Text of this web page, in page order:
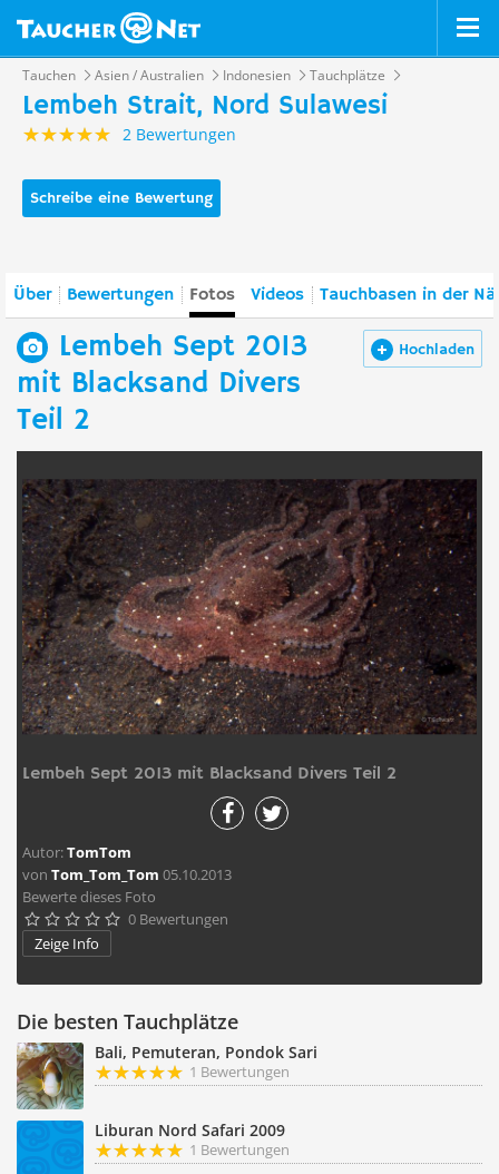
Tauchen Asien / Australien Indonesien Tauchplätze
Lembeh Strait, Nord Sulawesi
2 Bewertungen
Schreibe eine Bewertung
Über Bewertungen Fotos Videos Tauchbasen in der
Hochladen
Lembeh Sept 2013
mit Blacksand Divers
Teil 2
Lembeh Sept 2013 mit Blacksand Divers Teil 2
Autor:TomTom
von Tom_Tom_Tom 05.10.2013
Bewerte dieses Foto
     0 Bewertungen
Zeige Info
Die besten Tauchplätze
Bali, Pemuteran, Pondok Sari
1 Bewertungen
Liburan Nord Safari 2009
1 Bewertungen